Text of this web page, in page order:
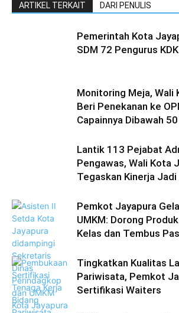
ARTIKEL TERKAIT DARI PENULIS
Pemerintah Kota
SDM 72 Pengurus
Monitoring Meja, Wali
Beri Penekanan ke
Capainnya Dibawah
Lantik 113 Pejabat
Pengawas, Wali Kota
Tegaskan Kinerja Jadi
Pemkot Jayapura
UMKM: Dorong
Kelas dan Tembus
Tingkatkan Kualitas
Pariwisata, Pemkot
Sertifikasi Waiters